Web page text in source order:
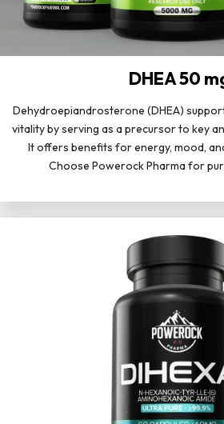
DHEA 50
Dehydroepiandrosterone (DHEA)
vitality by serving as a precursor to key
It offers benefits for energy, mood,
Choose Powerock Pharma for